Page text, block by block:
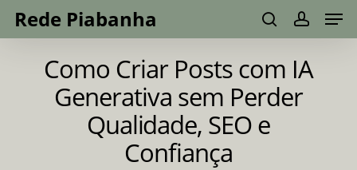
SkipRede Piabanha
searchaccount
Como Criar Posts com IA
Generativa sem Perder
Qualidade, SEO e
Confiança
Menu